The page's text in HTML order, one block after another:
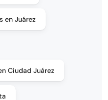
en Juárez
Ciudad Juárez